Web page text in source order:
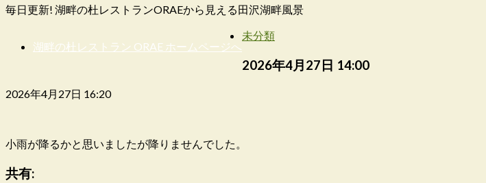
毎日更新! 湖畔の杜レストランORAEから見える田沢湖畔風景
湖畔の杜レストラン ORAE ホームページへ
未分類
2026年4月27日 14:00
2026年4月27日 16:20
小雨が降るかと思いましたが降りませんでした。
共有: